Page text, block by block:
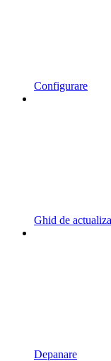
Configurare
Ghid de
Depanare